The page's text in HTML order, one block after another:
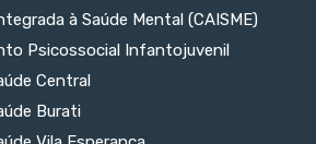
à Saúde Mental (CAISME)
Psicossocial Infantojuvenil
Central
Burati